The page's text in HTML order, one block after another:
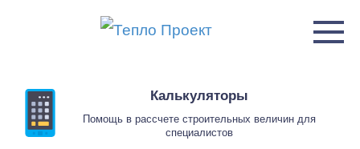
Калькуляторы
Помощь в рассчете строительных величин для
специалистов